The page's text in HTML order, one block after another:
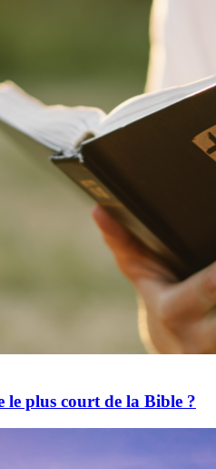
le plus court de la Bible ?